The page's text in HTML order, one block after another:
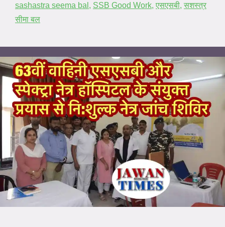
sashastra seema bal , SSB Good Work, एसएसबी, सशस्त्र
सीमा बल